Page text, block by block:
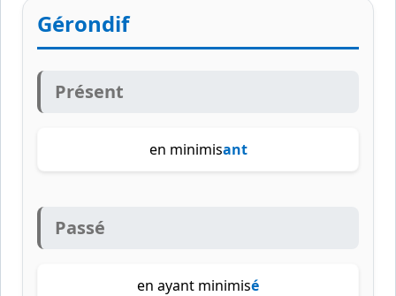
Gérondif
Présent
en minimisant
Passé
en ayant minimisé